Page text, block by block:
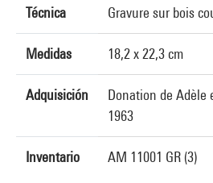
Técnica Gravure sur bois
Medidas 18,2 x 22,3 cm
Adquisición
Donation de Adèle
1963
Inventario AM 11001 GR (3)